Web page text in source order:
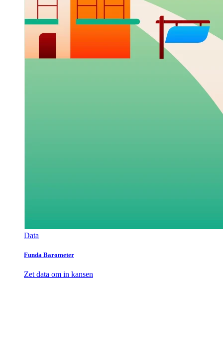
Data
Funda Barometer
Zet data om in kansen